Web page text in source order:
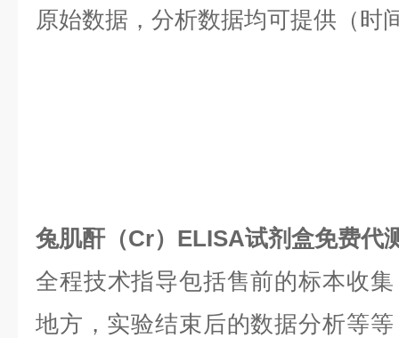
原始数据，分析数据均可提供（时
兔肌酐（Cr）ELISA试剂盒免费代
全程技术指导包括售前的标本收
地方，实验结束后的数据分析等